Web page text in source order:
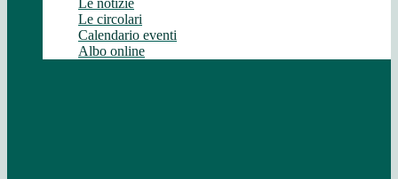
Le notizie
Le circolari
Calendario eventi
Albo online